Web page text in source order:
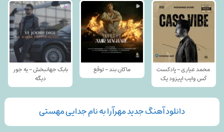
محمد عیاری - پادکست
کَس وایب اپیزود یک
ماکان بند - توقع
بابک جهانبخش - یه جور
دیگه
دانلود آهنگ جدید مهرآرا به نام جدایی مهستی